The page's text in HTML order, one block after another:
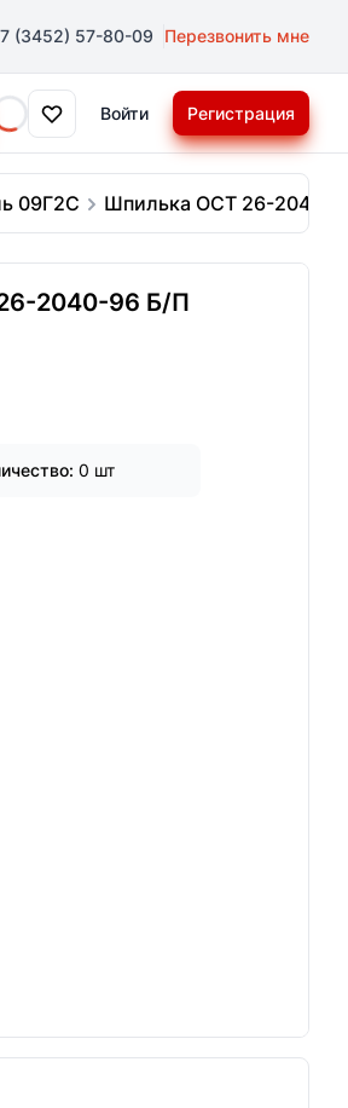
(3452) 57-80-09 Перезвонить мне
Войти Регистрация
09Г2С Шпилька ОСТ 26-2040-
2040-96 Б/П
0 шт